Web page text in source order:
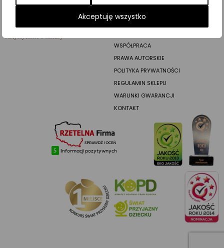
Akceptuję wszystko
O NAS
WSPÓŁPRACA
PRAWA AUTORSKIE
POLITYKA PRYWATNOŚCI
REGULAMIN SKLEPU
WARUNKI GWARANCJI
KONTAKT